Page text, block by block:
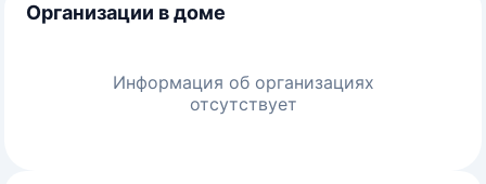
Организации в доме
Информация об организациях
отсутствует